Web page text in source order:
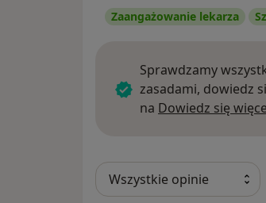
Zaangażowanie lekarza
Sprawdzamy
zasadami, dowiedz
na Dowiedz się